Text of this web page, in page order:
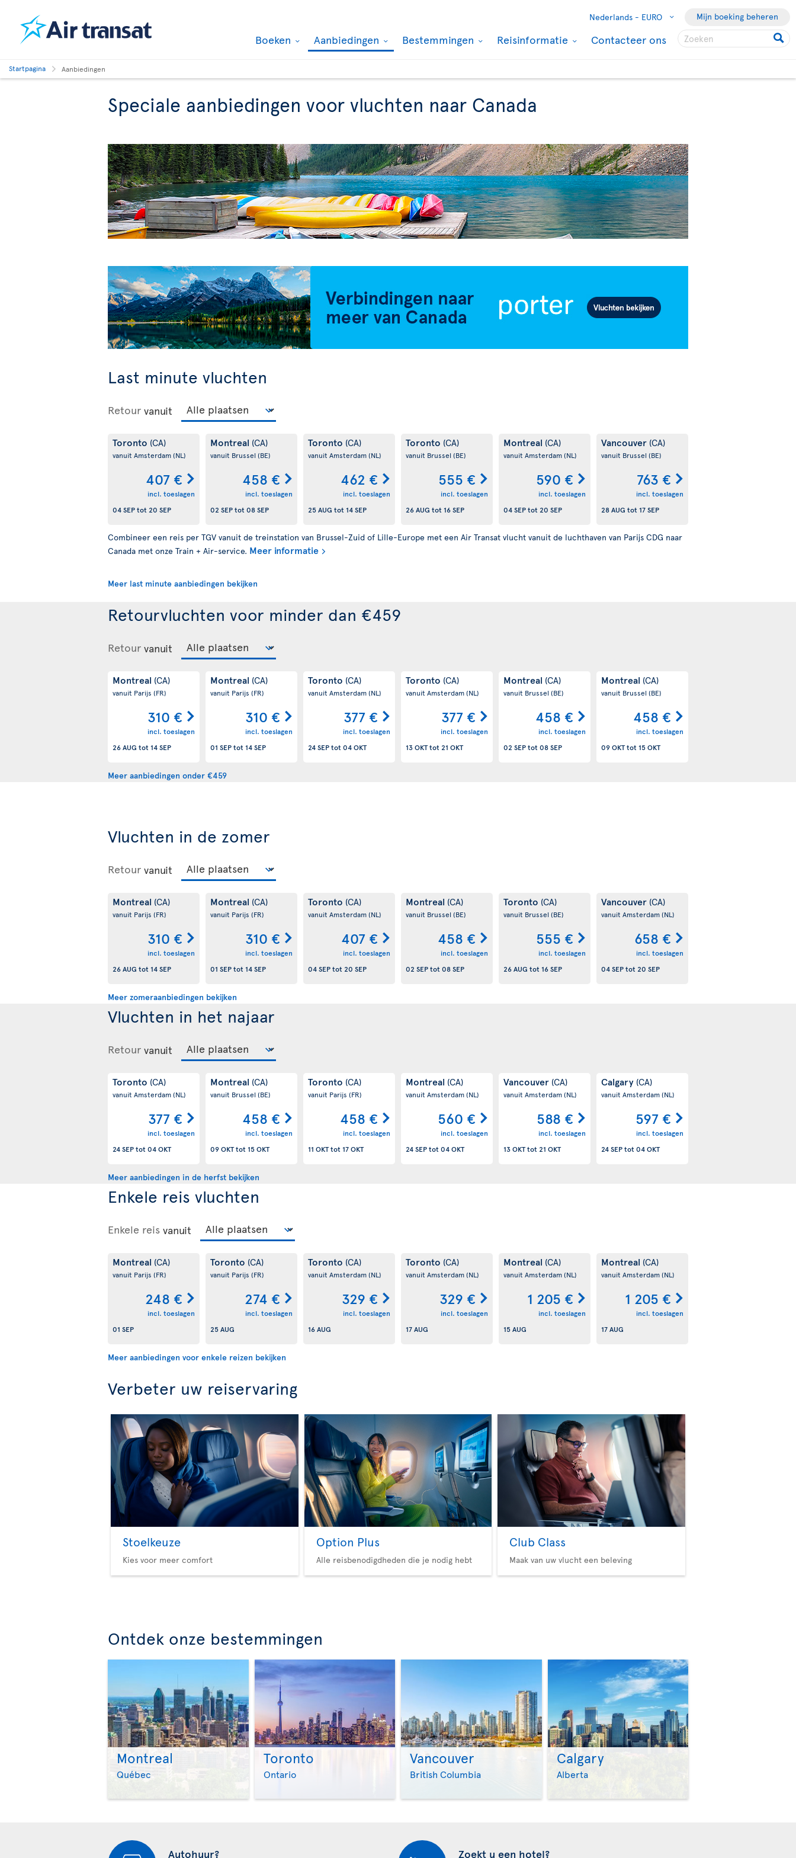
Nederlands - EURO Mijn boeking beheren
Boeken Aanbiedingen Bestemmingen Reisinformatie Contacteer ons
Startpagina Aanbiedingen
Speciale aanbiedingen voor vluchten naar Canada
Last minute vluchten
Retour vanuit
Toronto (CA)
vanuit Amsterdam(NL)
407 €
incl. toeslagen
04 SEPtot 20 SEP
Montreal (CA)
vanuit Brussel (BE)
458 €
incl. toeslagen
02 SEPtot 08 SEP
Toronto (CA)
vanuit Amsterdam(NL)
462 €
incl. toeslagen
25 AUG tot 14 SEP
Toronto (CA)
vanuit Brussel (BE)
555 €
incl. toeslagen
26 AUG tot 16 SEP
Montreal (CA)
vanuit Amsterdam(NL)
590 €
incl. toeslagen
04 SEPtot 20 SEP
Vancouver (CA)
vanuit Brussel (BE)
763 €
incl. toeslagen
28 AUG tot 17 SEP
Combineer een reis per TGV vanuit de treinstation van Brussel-Zuid of Lille-Europe met een Air Transat vlucht vanuit de luchthaven van Parijs CDG naar
Canada met onze Train + Air-service. Meer informatie
Meer last minute aanbiedingen bekijken
Retourvluchten voor minder dan €459
Retour vanuit
Montreal (CA)
vanuit Parijs (FR)
310 €
incl. toeslagen
26 AUG tot 14 SEP
Montreal (CA)
vanuit Parijs (FR)
310 €
incl. toeslagen
01 SEPtot 14 SEP
Toronto (CA)
vanuit Amsterdam(NL)
377 €
incl. toeslagen
24 SEPtot 04 OKT
Toronto (CA)
vanuit Amsterdam(NL)
377 €
incl. toeslagen
13 OKTtot 21 OKT
Montreal (CA)
vanuit Brussel(BE)
458 €
incl. toeslagen
02 SEPtot 08 SEP
Montreal (CA)
vanuit Brussel(BE)
458 €
incl. toeslagen
09 OKTtot 15 OKT
Meer aanbiedingen onder €459
Vluchten in de zomer
Retour vanuit
Montreal (CA)
vanuit Parijs (FR)
310 €
incl. toeslagen
26 AUG tot 14 SEP
Montreal (CA)
vanuit Parijs (FR)
310 €
incl. toeslagen
01 SEPtot 14 SEP
Toronto (CA)
vanuit Amsterdam(NL)
407 €
incl. toeslagen
04 SEPtot 20 SEP
Montreal (CA)
vanuit Brussel (BE)
458 €
incl. toeslagen
02 SEPtot 08 SEP
Toronto (CA)
vanuit Brussel (BE)
555 €
incl. toeslagen
26 AUG tot 16 SEP
Vancouver (CA)
vanuit Amsterdam(NL)
658 €
incl. toeslagen
04 SEPtot 20 SEP
Meer zomeraanbiedingen bekijken
Vluchten in het najaar
Retour vanuit
Toronto (CA)
vanuit Amsterdam(NL)
377 €
incl. toeslagen
24 SEPtot 04 OKT
Montreal (CA)
vanuit Brussel(BE)
458 €
incl. toeslagen
09 OKTtot 15 OKT
Toronto (CA)
vanuit Parijs (FR)
458 €
incl. toeslagen
11 OKTtot 17 OKT
Montreal (CA)
vanuit Amsterdam(NL)
560 €
incl. toeslagen
24 SEPtot 04 OKT
Vancouver (CA)
vanuit Amsterdam(NL)
588 €
incl. toeslagen
13 OKTtot 21 OKT
Calgary (CA)
vanuit Amsterdam(NL)
597 €
incl. toeslagen
24 SEPtot 04 OKT
Meer aanbiedingen in de herfst bekijken
Enkele reis vluchten
Enkele reis vanuit
Montreal (CA)
vanuit Parijs (FR)
248 €
incl. toeslagen
01 SEP
Toronto (CA)
vanuit Parijs (FR)
274 €
incl. toeslagen
25 AUG
Toronto (CA)
vanuit Amsterdam(NL)
329 €
incl. toeslagen
16 AUG
Toronto (CA)
vanuit Amsterdam(NL)
329 €
incl. toeslagen
17 AUG
Montreal (CA)
vanuit Amsterdam(NL)
1 205 €
incl. toeslagen
15 AUG
Montreal (CA)
vanuit Amsterdam(NL)
1 205 €
incl. toeslagen
17 AUG
Meer aanbiedingen voor enkele reizen bekijken
Verbeter uw reiservaring
Stoelkeuze
Kies voor meer comfort
Option Plus
Alle reisbenodigdheden die je nodig hebt
Club Class
Maak van uw vlucht een beleving
Ontdek onze bestemmingen
Montreal
Québec >
Toronto
Ontario >
Vancouver
British Columbia >
Calgary
Alberta
Autohuur? Zoekt u een hotel?